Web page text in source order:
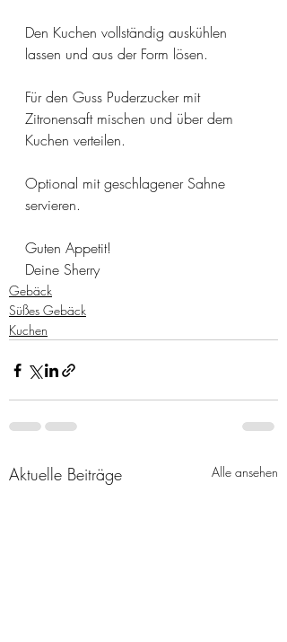
Den Kuchen vollständig auskühlen
lassen und aus der Form lösen.
Für den Guss Puderzucker mit
Zitronensaft mischen und über dem
Kuchen verteilen.
Optional mit geschlagener Sahne
servieren.
Guten Appetit!
Deine Sherry
Gebäck
Süßes Gebäck
Kuchen
Aktuelle Beiträge Alle ansehen